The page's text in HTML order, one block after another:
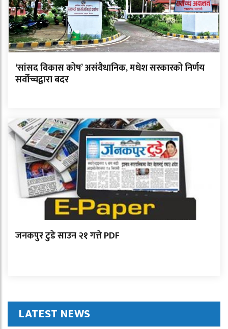
‘सांसद विकास कोष’ असंवैधानिक, मधेश सरकारको निर्णय
सर्वोच्चद्वारा बदर
जनकपुर टुडे साउन २१ गत्ते PDF
LATEST NEWS